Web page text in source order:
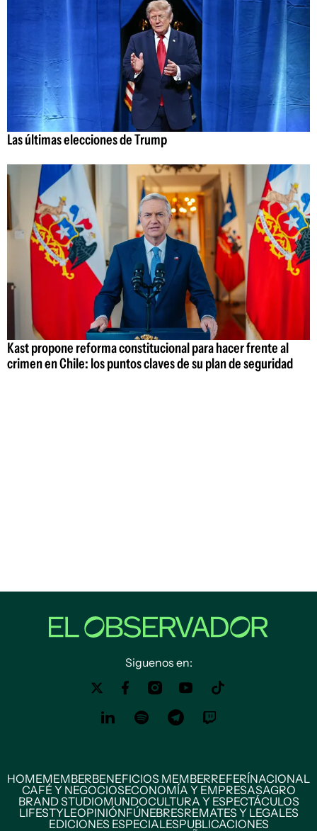
Las últimas elecciones de Trump
Kast propone reforma constitucional para hacer frente al
crimen en Chile: los puntos claves de su plan de seguridad
Siguenos en:
HOMEMEMBERBENEFICIOS MEMBERREFERÍNACIONAL
CAFÉ Y NEGOCIOSECONOMÍA Y EMPRESASAGRO
BRAND STUDIOMUNDOCULTURA Y ESPECTÁCULOS
LIFESTYLEOPINIÓNFÚNEBRESREMATES Y LEGALES
EDICIONES ESPECIALESPUBLICACIONES